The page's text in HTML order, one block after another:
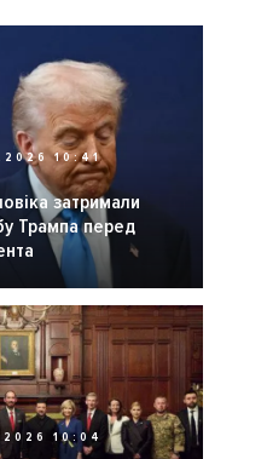
10:41
затримали
Трампа перед
10:04